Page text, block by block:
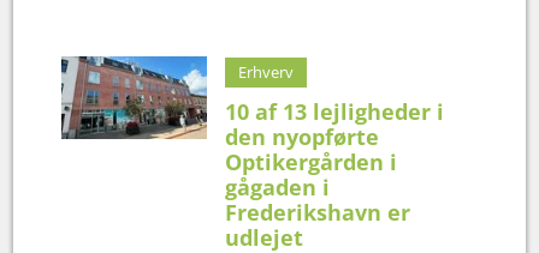
Erhverv
10 af 13 lejligheder i
den nyopførte
Optikergården i
gågaden i
Frederikshavn er
udlejet